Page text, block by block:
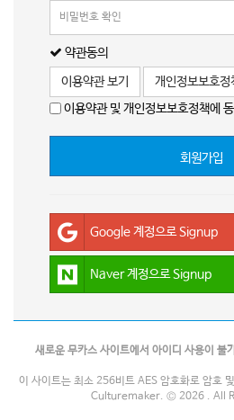
약관동의
이용약관 보기
개인정보보호정
이용약관 및 개인정보보호정책에
회원가입
Google 계정으로 Signup
Naver 계정으로 Signup
새로운 무카스 사이트에서 아이디 사용이 불
이 사이트는 최소 256비트 AES 암호화로 암호
Culturemaker. © 2026 . All